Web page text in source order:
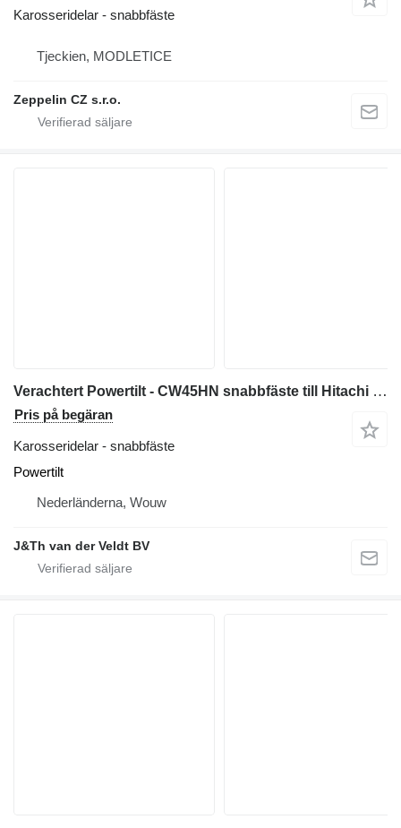
Karosseridelar - snabbfäste
Tjeckien, MODLETICE
Zeppelin CZ s.r.o.
Verachtert Powertilt - CW45HN snabbfäste till Hitachi EX330 ZX350 EX330-3 EX330-5 EX350-5 ZX350-3 ZX350-5 ZX350-6 grävmaskin
Pris på begäran
Karosseridelar - snabbfäste
Powertilt
Nederländerna, Wouw
J&Th van der Veldt BV